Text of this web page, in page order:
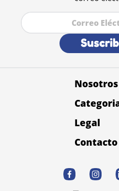
Nosotros
Quienes
Petentrega
Petentrega
Snacks
Baño y
Conslta
Legal
Términos y
Politica de
Contacto
Correo